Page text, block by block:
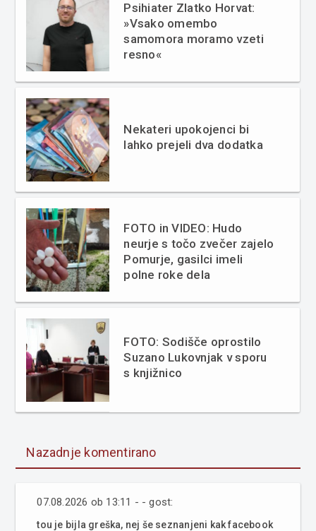
Psihiater Zlatko Horvat:
»Vsako omembo
samomora moramo vzeti
resno«
Nekateri upokojenci bi
lahko prejeli dva dodatka
FOTO in VIDEO: Hudo
neurje s točo zvečer zajelo
Pomurje, gasilci imeli
polne roke dela
FOTO: Sodišče oprostilo
Suzano Lukovnjak v sporu
s knjižnico
Nazadnje komentirano
07.08.2026 ob 13:11 - - gost:
tou je bijla greška, nej še seznanjeni kak facebook